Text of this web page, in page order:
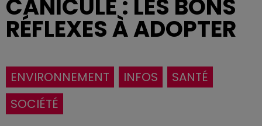
CANICULE : LES BONS
RÉFLEXES À ADOPTER
ENVIRONNEMENT INFOS
SANTÉ
SOCIÉTÉ